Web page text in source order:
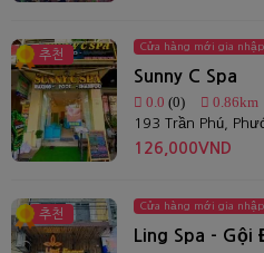
추천
Cửa hàng mới gia nhập
Sunny C Spa
0.0 (0) 0.86km
193 Trần Phú,
126,000VND
추천
Cửa hàng mới gia nhập
Ling Spa -